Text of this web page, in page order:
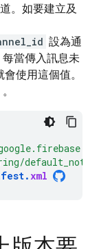
。如要建立及
設為通
當傳入訊息未
會使用這個值。
.xml